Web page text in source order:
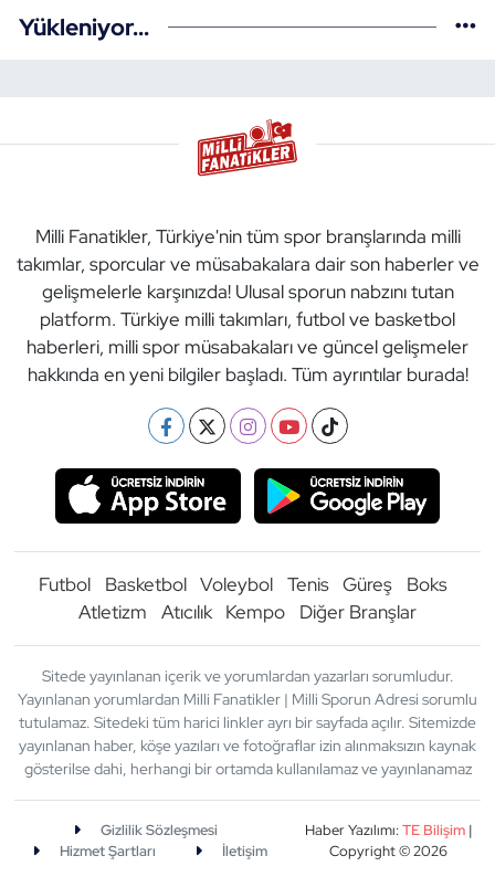
Yükleniyor...
Milli Fanatikler, Türkiye'nin tüm spor branşlarında milli
takımlar, sporcular ve müsabakalara dair son haberler ve
gelişmelerle karşınızda! Ulusal sporun nabzını tutan
platform. Türkiye milli takımları, futbol ve basketbol
haberleri, milli spor müsabakaları ve güncel gelişmeler
hakkında en yeni bilgiler başladı. Tüm ayrıntılar burada!
Futbol Basketbol Voleybol Tenis Güreş
Boks
Atletizm
Atıcılık Kempo Diğer Branşlar
Sitede yayınlanan içerik ve yorumlardan yazarları sorumludur.
Yayınlanan yorumlardan Milli Fanatikler | Milli Sporun Adresi sorumlu
tutulamaz. Sitedeki tüm harici linkler ayrı bir sayfada açılır. Sitemizde
yayınlanan haber, köşe yazıları ve fotoğraflar izin alınmaksızın kaynak
gösterilse dahi, herhangi bir ortamda kullanılamaz ve yayınlanamaz
Gizlilik Sözleşmesi
Hizmet Şartları
İletişim
Haber Yazılımı:TE Bilişim|
Copyright © 2026